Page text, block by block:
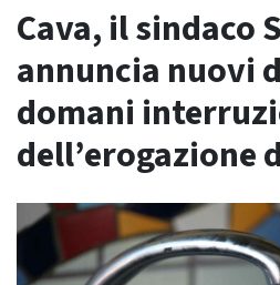
Cava, il sindaco
annuncia nuovi
domani
dell’erogazione